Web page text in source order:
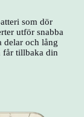
som dör
utför snabba
delar och lång
får tillbaka din